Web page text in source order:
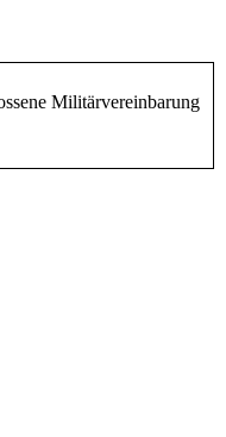
Militärvereinbarung